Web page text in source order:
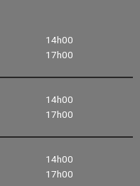
14h00
17h00
14h00
17h00
14h00
17h00